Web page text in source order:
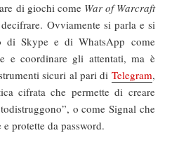
di giochi come War of Warcraft
Ovviamente si parla e si
di Skype e di WhatsApp come
e coordinare gli attentati, ma è
sicuri al pari di Telegram,
cifrata che permette di creare
o come Signal che
protette da password.